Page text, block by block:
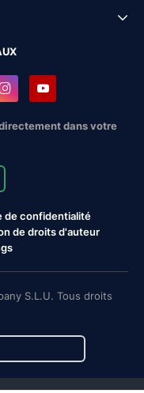
dans votre
de confidentialité
de droits d'auteur
S.L.U. Tous droits